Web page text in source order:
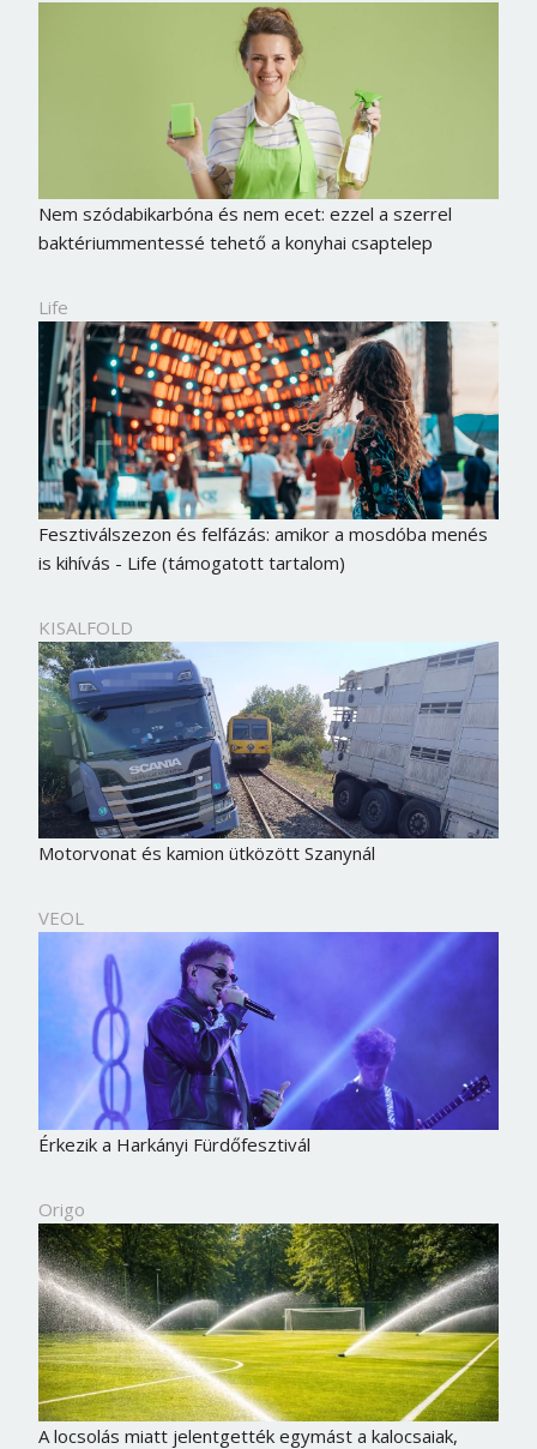
Nem szódabikarbóna és nem ecet: ezzel a szerrel
baktériummentessé tehető a konyhai csaptelep
Life
Fesztiválszezon és felfázás: amikor a mosdóba menés
is kihívás - Life (támogatott tartalom)
KISALFOLD
Motorvonat és kamion ütközött Szanynál
VEOL
Érkezik a Harkányi Fürdőfesztivál
Origo
A locsolás miatt jelentgették egymást a kalocsaiak,
Mégse Bejelentkezés